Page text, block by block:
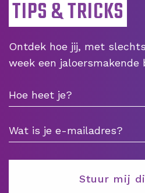
TIPS & TRICKS
Ontdek hoe jij, met
week een jaloersmakende